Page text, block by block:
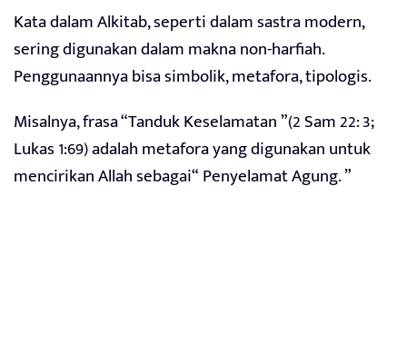
Kata dalam Alkitab, seperti dalam sastra modern,
sering digunakan dalam makna non-harfiah.
Penggunaannya bisa simbolik, metafora, tipologis.
Misalnya, frasa “Tanduk Keselamatan ”(2 Sam 22: 3;
Lukas 1:69) adalah metafora yang digunakan untuk
mencirikan Allah sebagai“ Penyelamat Agung. ”